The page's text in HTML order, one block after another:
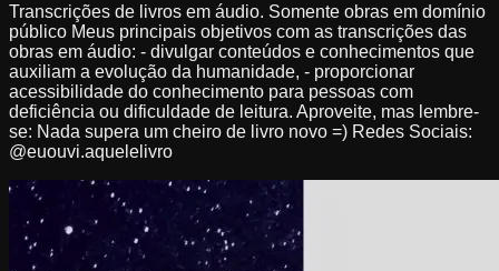
Transcrições de livros em áudio. Somente obras em domínio
público Meus principais objetivos com as transcrições das
obras em áudio: - divulgar conteúdos e conhecimentos que
auxiliam a evolução da humanidade, - proporcionar
acessibilidade do conhecimento para pessoas com
deficiência ou dificuldade de leitura. Aproveite, mas lembre-
se: Nada supera um cheiro de livro novo =) Redes Sociais:
@euouvi.aquelelivro